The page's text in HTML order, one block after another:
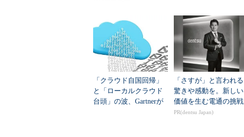
「クラウド自国回帰」
と「ローカルクラウド
台頭」の波、Gartnerが
「さすが」と言われる
驚きや感動を。新しい
価値を生む電通の挑戦
PR(dentsu Japan)